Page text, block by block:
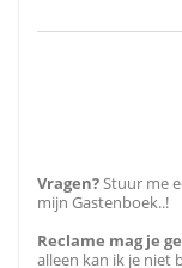
Vragen?Stuur me
mijn Gastenboek..!
Reclame mag je
alleen kan ik je niet